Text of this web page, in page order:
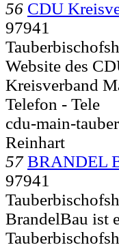
56 CDU
97941
Website des
Kreisverband
Telefon - Tele
cdu-main-
Reinhart
57 BRANDEL
97941
BrandelBau ist